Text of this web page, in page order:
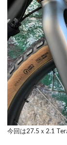
今回は27.5ｘ2.1